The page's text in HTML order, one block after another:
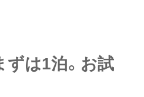
は1泊。お試